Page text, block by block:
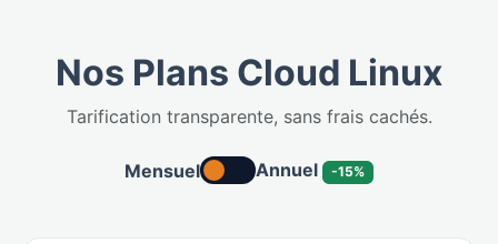
Nos Plans Cloud Linux
Tarification transparente, sans frais cachés.
Mensuel Annuel -15%